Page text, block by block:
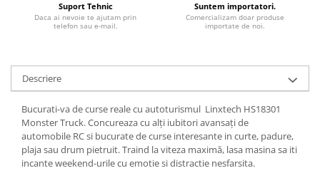
Suport Tehnic
Daca ai nevoie te ajutam prin
telefon sau e-mail.
Suntem importatori.
Comercializam doar produse
importate de noi.
Descriere
Bucurati-va de curse reale cu autoturismul Linxtech HS18301
Monster Truck.Concureaza cu alți iubitori avansați de
automobile RC si bucurate de curse interesante in curte, padure,
plaja sau drum pietruit. Traind la viteza maximă, lasa masina sa iti
incante weekend-urile cu emotie si distractie nesfarsita.